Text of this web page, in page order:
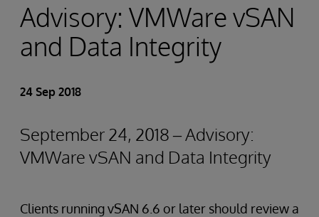
Advisory: VMWare vSAN
and Data Integrity
24 Sep 2018
September 24, 2018 – Advisory:
VMWare vSAN and Data Integrity
Clients running vSAN 6.6 or later should review a